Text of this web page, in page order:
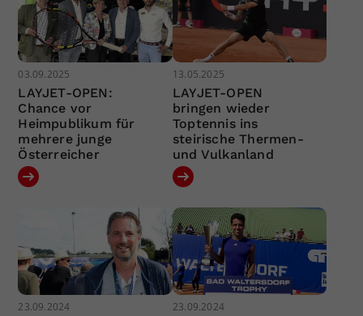
03.09.2025
LAYJET-OPEN:
Chance vor
Heimpublikum für
mehrere junge
Österreicher
13.05.2025
LAYJET-OPEN
bringen wieder
Toptennis ins
steirische Thermen-
und Vulkanland
23.09.2024 23.09.2024